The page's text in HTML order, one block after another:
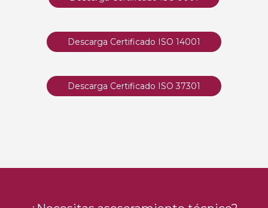
Descarga Certificado ISO 14001
Descarga Certificado ISO 37301